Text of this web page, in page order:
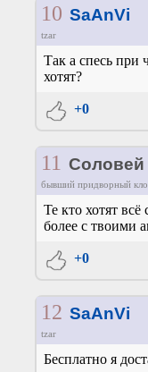
10 SaAnVi
tzar
Так а спесь при
хотят?
+0
11 Соловей
бывший придворный
Те кто хотят
более с твоими
+0
12 SaAnVi
tzar
Бесплатно я